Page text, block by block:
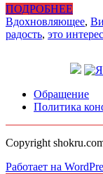
ПОДРОБНЕЕ
Вдохновляющее,
радость, это
Обращение
Политика
Copyright
Работает на